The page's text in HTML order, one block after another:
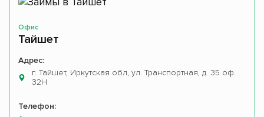
Офис
Тайшет
Адрес:
г. Тайшет, Иркутская обл, ул. Транспортная, д. 35 оф.
32Н
Телефон: